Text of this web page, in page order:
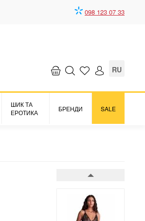
098 123 07 33
RU
ШИК ТА
ЕРОТИКА
БРЕНДИ SALE